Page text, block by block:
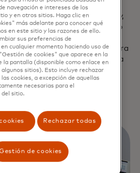
pas, el segundo método de
Según el reporte de OVpay,
de tokenización de circuito
individuos con
Según el reporte, para
migrarán de OV-chipkaart a
gradualmente la tecnología
la transición completa a la
un fuerte enfoque en
abierto.
navegación e intereses de los
y en otros sitios. Haga clic en
más adelante para conocer qué
en este sitio y las razones de ello.
sus preferencias de
cualquier momento haciendo uso de
de cookies" que aparece en la
la pantalla (disponible como enlace en
algunos sitios). Esto incluye rechazar
cookies, a excepción de aquellas
necesarias para el
del sitio.
Rechazar todas
de cookies